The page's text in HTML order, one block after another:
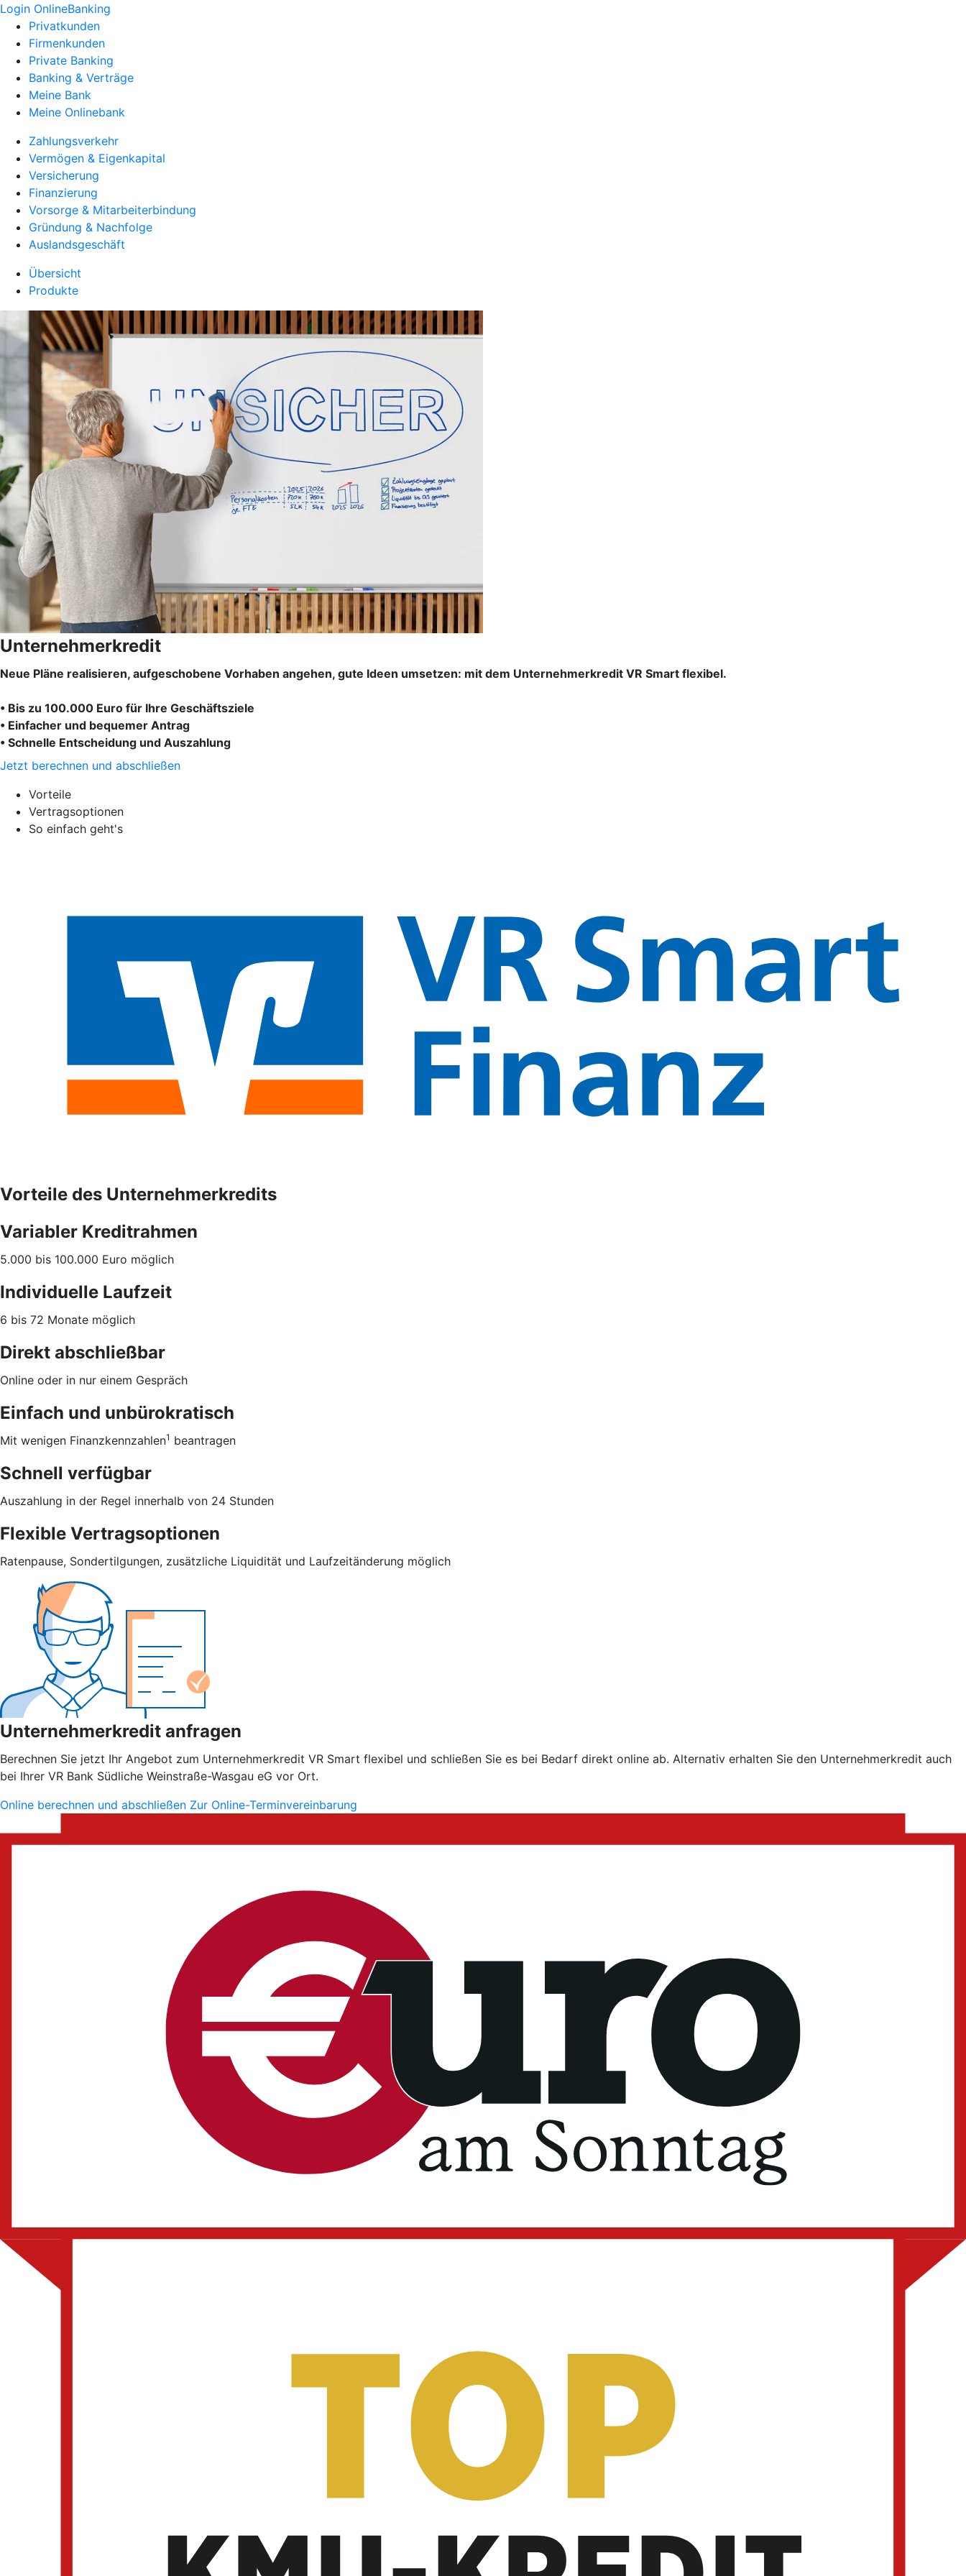
Login OnlineBanking
Privatkunden
Firmenkunden
Private Banking
Banking & Verträge
Meine Bank
Meine Onlinebank
Zahlungsverkehr
Vermögen & Eigenkapital
Versicherung
Finanzierung
Vorsorge & Mitarbeiterbindung
Gründung & Nachfolge
Auslandsgeschäft
Übersicht
Produkte
Unternehmerkredit
Neue Pläne realisieren, aufgeschobene Vorhaben angehen, gute Ideen umsetzen: mit dem Unternehmerkredit VR Smart flexibel.
• Bis zu 100.000 Euro für Ihre Geschäftsziele
• Einfacher und bequemer Antrag
• Schnelle Entscheidung und Auszahlung
Jetzt berechnen und abschließen
Vorteile
Vertragsoptionen
So einfach geht's
Vorteile des Unternehmerkredits
Variabler Kreditrahmen
5.000 bis 100.000 Euro möglich
Individuelle Laufzeit
6 bis 72 Monate möglich
Direkt abschließbar
Online oder in nur einem Gespräch
Einfach und unbürokratisch
Mit wenigen Finanzkennzahlen1 beantragen
Schnell verfügbar
Auszahlung in der Regel innerhalb von 24 Stunden
Flexible Vertragsoptionen
Ratenpause, Sondertilgungen, zusätzliche Liquidität und Laufzeitänderung möglich
Unternehmerkredit anfragen
Berechnen Sie jetzt Ihr Angebot zum Unternehmerkredit VR Smart flexibel und schließen Sie es bei Bedarf direkt online ab. Alternativ erhalten Sie den Unternehmerkredit auch
bei Ihrer VR Bank Südliche Weinstraße-Wasgau eG vor Ort.
Online berechnen und abschließen Zur Online-Terminvereinbarung